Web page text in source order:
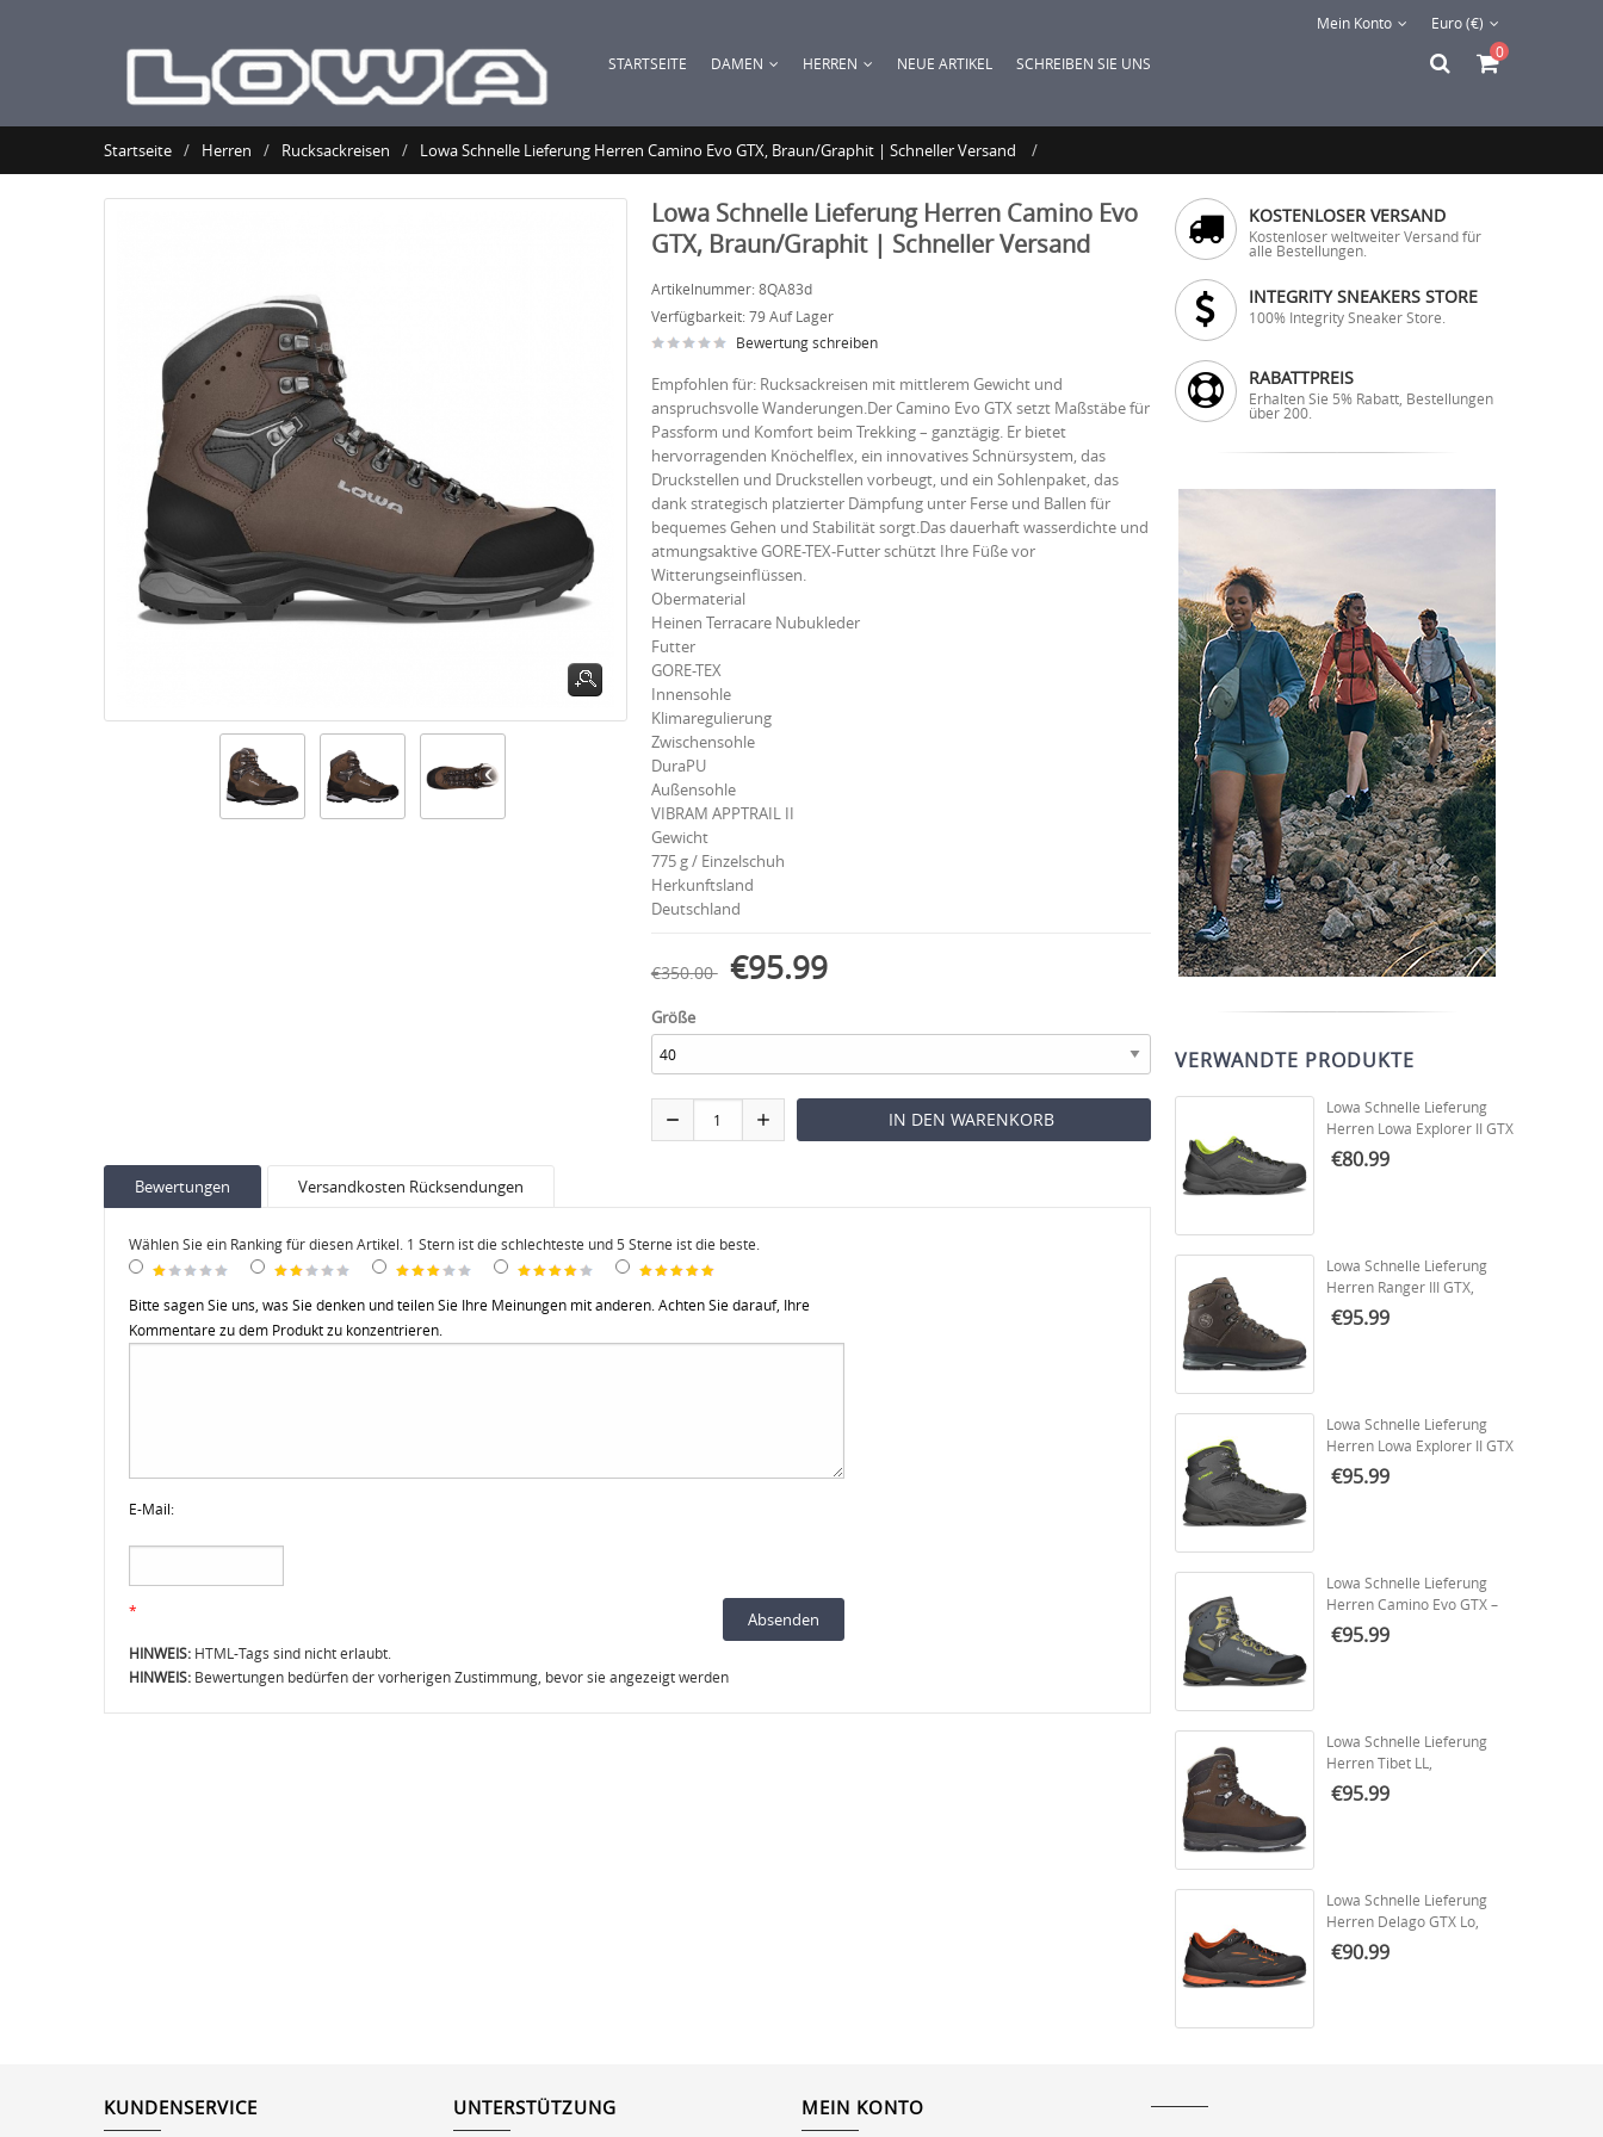
Euro (€)
Mein Konto
STARTSEITE DAMEN HERREN NEUE ARTIKEL SCHREIBEN SIE UNS
0
Startseite Herren Rucksackreisen Lowa Schnelle Lieferung Herren Camino Evo GTX, Braun/Graphit | Schneller Versand
Lowa Schnelle Lieferung Herren Camino Evo
GTX, Braun/Graphit | Schneller Versand
Artikelnummer:8QA83d
Verfügbarkeit:79 Auf Lager
Bewertung schreiben
Empfohlen für: Rucksackreisen mit mittlerem Gewicht und
anspruchsvolle Wanderungen.Der Camino Evo GTX setzt Maßstäbe für
Passform und Komfort beim Trekking – ganztägig. Er bietet
hervorragenden Knöchelflex, ein innovatives Schnürsystem, das
Druckstellen und Druckstellen vorbeugt, und ein Sohlenpaket, das
dank strategisch platzierter Dämpfung unter Ferse und Ballen für
bequemes Gehen und Stabilität sorgt.Das dauerhaft wasserdichte und
atmungsaktive GORE-TEX-Futter schützt Ihre Füße vor
Witterungseinflüssen.
Obermaterial
Heinen Terracare Nubukleder
Futter
GORE-TEX
Innensohle
Klimaregulierung
Zwischensohle
DuraPU
Außensohle
VIBRAM APPTRAIL II
Gewicht
775 g / Einzelschuh
Herkunftsland
Deutschland
€350.00 €95.99
Größe
Bewertungen Versandkosten Rücksendungen
Wählen Sie ein Ranking für diesen Artikel. 1 Stern ist die schlechteste und 5 Sterne ist die beste.
Bitte sagen Sie uns, was Sie denken und teilen Sie Ihre Meinungen mit anderen. Achten Sie darauf, Ihre
Kommentare zu dem Produkt zu konzentrieren.
E-Mail:
*
HINWEIS: HTML-Tags sind nicht erlaubt.
HINWEIS: Bewertungen bedürfen der vorherigen Zustimmung, bevor sie angezeigt werden
KOSTENLOSER VERSAND
Kostenloser weltweiter Versand für
alle Bestellungen.
INTEGRITY SNEAKERS STORE
100% Integrity Sneaker Store.
RABATTPREIS
Erhalten Sie 5% Rabatt, Bestellungen
über 200.
VERWANDTE PRODUKTE
Lowa Schnelle Lieferung
Herren Lowa Explorer II GTX
Lo – Anthrazit/Limette |
Schneller Versand
€80.99
Lowa Schnelle Lieferung
Herren Ranger III GTX,
Schiefergrau | Sofort
Lieferbar
€95.99
Lowa Schnelle Lieferung
Herren Lowa Explorer II GTX
Mid, Anthrazit/Limette |
Schneller Versand
€95.99
Lowa Schnelle Lieferung
Herren Camino Evo GTX –
Stahlblau/Kiwi | Schneller
Versand
€95.99
Lowa Schnelle Lieferung
Herren Tibet LL,
Dunkelbraun/Schiefer |
Schneller Versand
€95.99
Lowa Schnelle Lieferung
Herren Delago GTX Lo,
Anthrazit/Flame | Schneller
Versand
€90.99
KUNDENSERVICE UNTERSTÜTZUNG MEIN KONTO